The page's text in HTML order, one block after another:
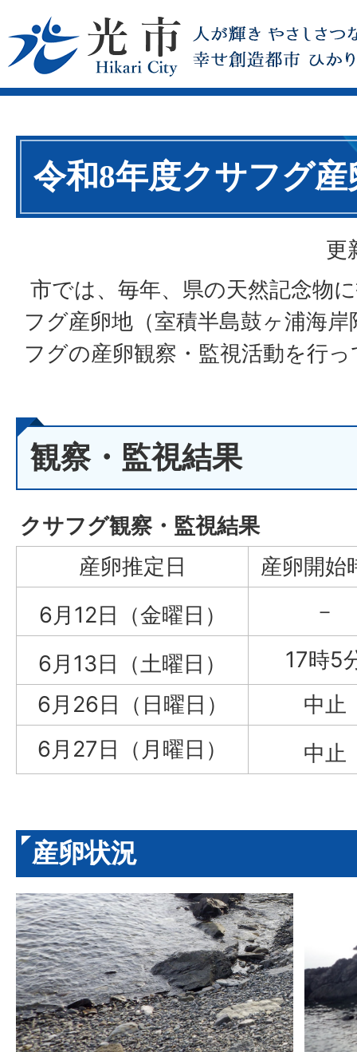
令和8年度クサフグ
更
市では、毎年、県の天然記念物
フグ産卵地（室積半島鼓ヶ浦海
フグの産卵観察・監視活動を行
観察・監視結果
クサフグ観察・監視結果
産卵推定日
産卵開始
6月12日（金曜日）
－
6月13日（土曜日）
17時5
6月26日（日曜日）
中止
6月27日（月曜日）
中止
産卵状況